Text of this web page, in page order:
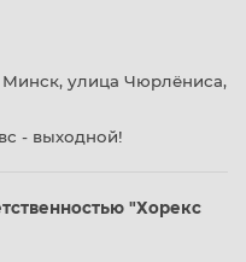
Минск, улица Чюрлёниса,
- выходной!
"Хорекс